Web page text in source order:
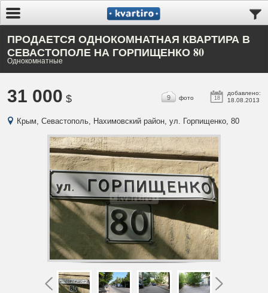
ПРОДАЕТСЯ ОДНОКОМНАТНАЯ КВАРТИРА В
СЕВАСТОПОЛЕ НА ГОРПИЩЕНКО 80
Однокомнатные
31 000 $ 18
добавлено:
18.08.2013
9 фото
Крым, Севастополь, Нахимовский район, ул. Горпищенко, 80